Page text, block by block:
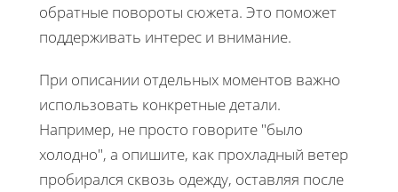
обратные повороты сюжета. Это поможет
поддерживать интерес и внимание.
При описании отдельных моментов важно
использовать конкретные детали.
Например, не просто говорите "было
холодно", а опишите, как прохладный ветер
пробирался сквозь одежду, оставляя после